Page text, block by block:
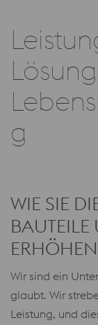
g
WIE SIE
Wir sind ein
glaubt. Wir
Leistung, und